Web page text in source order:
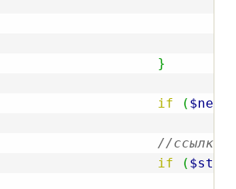
}
if (
//ссылки
if
(